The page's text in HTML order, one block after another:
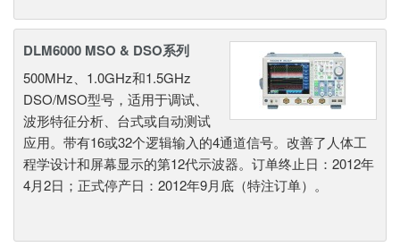
DLM6000 MSO & DSO系列
500MHz、1.0GHz和1.5GHz
DSO/MSO型号，适用于调试、
波形特征分析、台式或自动测试
应用。带有16或32个逻辑输入的4通道信号。改善了人体工
程学设计和屏幕显示的第12代示波器。订单终止日：2012年
4月2日；正式停产日：2012年9月底（特注订单）。